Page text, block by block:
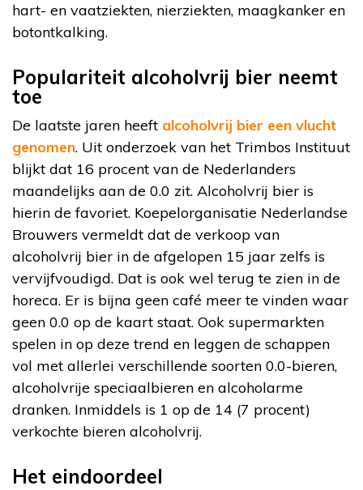
hart- en vaatziekten, nierziekten, maagkanker en
botontkalking.
Populariteit alcoholvrij bier neemt
toe
De laatste jaren heeft alcoholvrij bier een vlucht
genomen. Uit onderzoek van het Trimbos Instituut
blijkt dat 16 procent van de Nederlanders
maandelijks aan de 0.0 zit. Alcoholvrij bier is
hierin de favoriet. Koepelorganisatie Nederlandse
Brouwers vermeldt dat de verkoop van
alcoholvrij bier in de afgelopen 15 jaar zelfs is
vervijfvoudigd. Dat is ook wel terug te zien in de
horeca. Er is bijna geen café meer te vinden waar
geen 0.0 op de kaart staat. Ook supermarkten
spelen in op deze trend en leggen de schappen
vol met allerlei verschillende soorten 0.0-bieren,
alcoholvrije speciaalbieren en alcoholarme
dranken. Inmiddels is 1 op de 14 (7 procent)
verkochte bieren alcoholvrij.
Het eindoordeel